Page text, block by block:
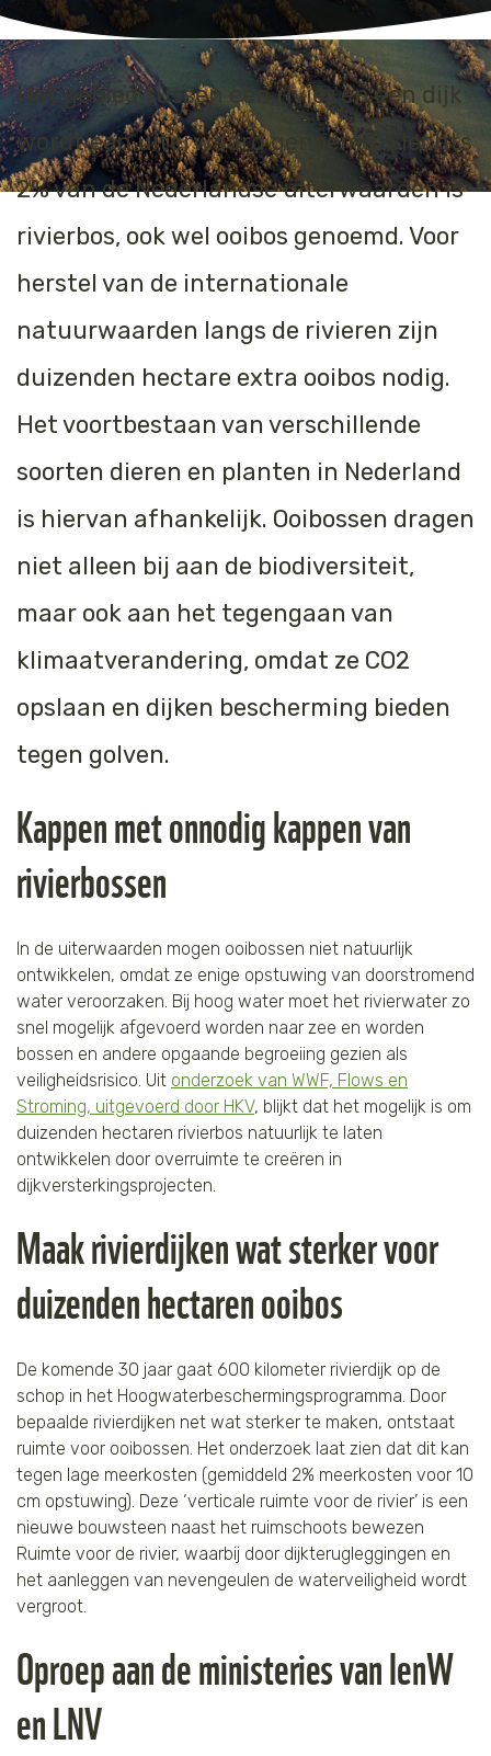
Het gebied tussen een rivier en een dijk
wordt een uiterwaard genoemd. Slechts
2% van de Nederlandse uiterwaarden is
rivierbos, ook wel ooibos genoemd. Voor
herstel van de internationale
natuurwaarden langs de rivieren zijn
duizenden hectare extra ooibos nodig.
Het voortbestaan van verschillende
soorten dieren en planten in Nederland
is hiervan afhankelijk. Ooibossen dragen
niet alleen bij aan de biodiversiteit,
maar ook aan het tegengaan van
klimaatverandering, omdat ze CO2
opslaan en dijken bescherming bieden
tegen golven.
Kappen met onnodig kappen van
rivierbossen
In de uiterwaarden mogen ooibossen niet natuurlijk
ontwikkelen, omdat ze enige opstuwing van doorstromend
water veroorzaken. Bij hoog water moet het rivierwater zo
snel mogelijk afgevoerd worden naar zee en worden
bossen en andere opgaande begroeiing gezien als
veiligheidsrisico. Uit onderzoek van WWF, Flows en
Stroming, uitgevoerd door HKV, blijkt dat het mogelijk is om
duizenden hectaren rivierbos natuurlijk te laten
ontwikkelen door overruimte te creëren in
dijkversterkingsprojecten.
Maak rivierdijken wat sterker voor
duizenden hectaren ooibos
De komende 30 jaar gaat 600 kilometer rivierdijk op de
schop in het Hoogwaterbeschermingsprogramma. Door
bepaalde rivierdijken net wat sterker te maken, ontstaat
ruimte voor ooibossen. Het onderzoek laat zien dat dit kan
tegen lage meerkosten (gemiddeld 2% meerkosten voor 10
cm opstuwing). Deze ‘verticale ruimte voor de rivier’ is een
nieuwe bouwsteen naast het ruimschoots bewezen
Ruimte voor de rivier, waarbij door dijkterugleggingen en
het aanleggen van nevengeulen de waterveiligheid wordt
vergroot.
Oproep aan de ministeries van IenW
en LNV
Jaguar
Koraal
Leeuw
Luipaard
Neushoorn
Panda
Steur
Tijger
Walvis
Kleding & Accessoires
Speelgoed